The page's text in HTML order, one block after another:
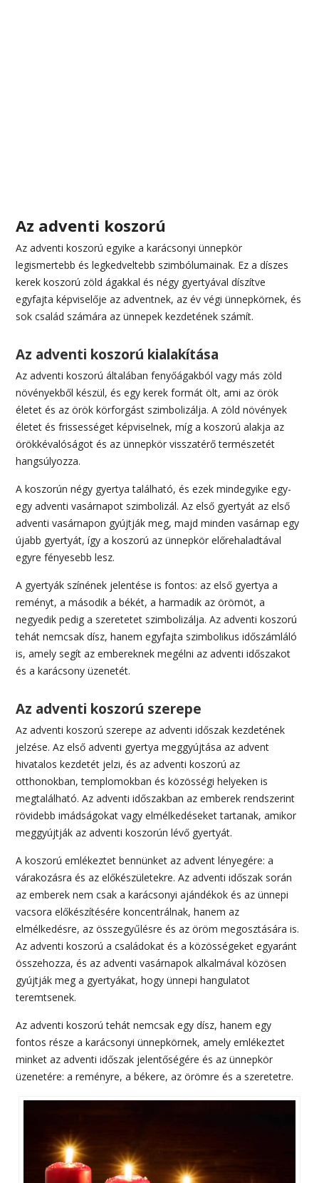
Az adventi koszorú
Az adventi koszorú egyike a karácsonyi ünnepkör
legismertebb és legkedveltebb szimbólumainak. Ez a díszes
kerek koszorú zöld ágakkal és négy gyertyával díszítve
egyfajta képviselője az adventnek, az év végi ünnepkörnek, és
sok család számára az ünnepek kezdetének számít.
Az adventi koszorú kialakítása
Az adventi koszorú általában fenyőágakból vagy más zöld
növényekből készül, és egy kerek formát ölt, ami az örök
életet és az örök körforgást szimbolizálja. A zöld növények
életet és frissességet képviselnek, míg a koszorú alakja az
örökkévalóságot és az ünnepkör visszatérő természetét
hangsúlyozza.
A koszorún négy gyertya található, és ezek mindegyike egy-
egy adventi vasárnapot szimbolizál. Az első gyertyát az első
adventi vasárnapon gyújtják meg, majd minden vasárnap egy
újabb gyertyát, így a koszorú az ünnepkör előrehaladtával
egyre fényesebb lesz.
A gyertyák színének jelentése is fontos: az első gyertya a
reményt, a második a békét, a harmadik az örömöt, a
negyedik pedig a szeretetet szimbolizálja. Az adventi koszorú
tehát nemcsak dísz, hanem egyfajta szimbolikus időszámláló
is, amely segít az embereknek megélni az adventi időszakot
és a karácsony üzenetét.
Az adventi koszorú szerepe
Az adventi koszorú szerepe az adventi időszak kezdetének
jelzése. Az első adventi gyertya meggyújtása az advent
hivatalos kezdetét jelzi, és az adventi koszorú az
otthonokban, templomokban és közösségi helyeken is
megtalálható. Az adventi időszakban az emberek rendszerint
rövidebb imádságokat vagy elmélkedéseket tartanak, amikor
meggyújtják az adventi koszorún lévő gyertyát.
A koszorú emlékeztet bennünket az advent lényegére: a
várakozásra és az előkészületekre. Az adventi időszak során
az emberek nem csak a karácsonyi ajándékok és az ünnepi
vacsora előkészítésére koncentrálnak, hanem az
elmélkedésre, az összegyűlésre és az öröm megosztására is.
Az adventi koszorú a családokat és a közösségeket egyaránt
összehozza, és az adventi vasárnapok alkalmával közösen
gyújtják meg a gyertyákat, hogy ünnepi hangulatot
teremtsenek.
Az adventi koszorú tehát nemcsak egy dísz, hanem egy
fontos része a karácsonyi ünnepkörnek, amely emlékeztet
minket az adventi időszak jelentőségére és az ünnepkör
üzenetére: a reményre, a békere, az örömre és a szeretetre.